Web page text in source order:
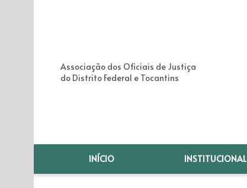
Associação dos Oficiais de Justiça
do Distrito Federal e Tocantins
INÍCIO INSTITUCIONAL